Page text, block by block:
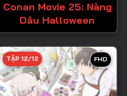
Conan Movie 25: Nàng
Dâu Halloween
FHD
TẬP 12/12